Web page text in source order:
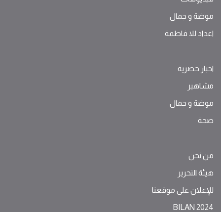
موضة ‫و‬ ‫‬‫جمال‬
اعداد للا فاطمة
اخبار حصرية
مشاهير
موضة ‫و‬ ‫‬‫جمال‬
صحة
من نحن
هيئة التحرير
للإعلان على موقعنا
BILAN 2024